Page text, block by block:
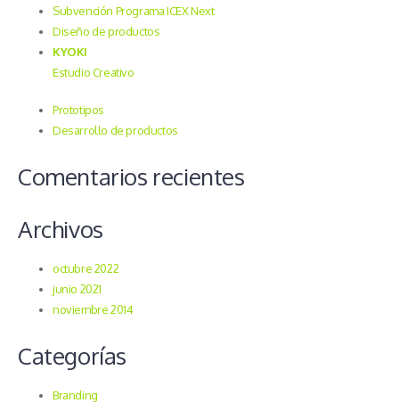
Subvención Programa ICEX Next
Diseño de productos
KYOKI
Estudio Creativo
Prototipos
Desarrollo de productos
Comentarios recientes
Archivos
octubre 2022
junio 2021
noviembre 2014
Categorías
Branding